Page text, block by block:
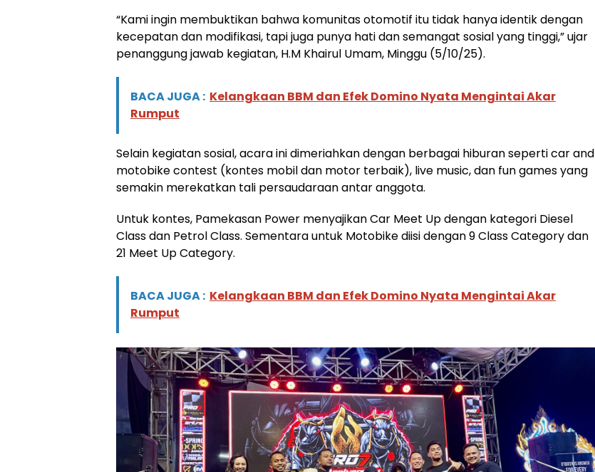
“Kami ingin membuktikan bahwa komunitas otomotif itu tidak hanya identik dengan
kecepatan dan modifikasi, tapi juga punya hati dan semangat sosial yang tinggi,” ujar
penanggung jawab kegiatan, H.M Khairul Umam, Minggu (5/10/25).
BACA JUGA : Kelangkaan BBM dan Efek Domino Nyata Mengintai Akar
Rumput
Selain kegiatan sosial, acara ini dimeriahkan dengan berbagai hiburan seperticar and
motobike contest (kontes mobil dan motor terbaik), live music, dan fun gamesyang
semakin merekatkan tali persaudaraan antar anggota.
Untuk kontes, Pamekasan Power menyajikan Car Meet Up dengan kategori Diesel
Class dan Petrol Class. Sementara untuk Motobike diisi dengan 9 Class Category dan
21 Meet Up Category.
BACA JUGA : Kelangkaan BBM dan Efek Domino Nyata Mengintai Akar
Rumput